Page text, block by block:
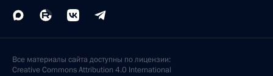
Все материалы сайта доступны по лицензии:
Creative Commons Attribution 4.0 International